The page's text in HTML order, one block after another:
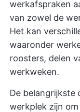
werkafspraken
van zowel de
Het kan
waaronder
roosters, delen
werkweken.
De belangrijkste
werkplek zijn